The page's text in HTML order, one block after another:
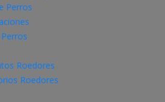
Perros
Roedores
Roedores